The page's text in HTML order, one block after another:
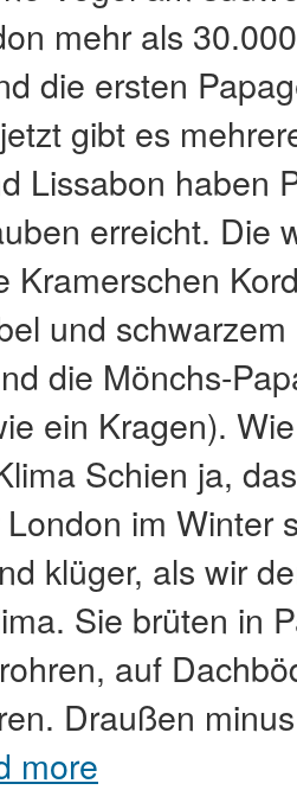
mehr als
die ersten
gibt es
Lissabon haben
erreicht. Die
Kramerschen
und
die Mönchs-
ein Kragen).
Schien ja,
im Winter
klüger, als wir
Sie brüten in
auf
Draußen
more